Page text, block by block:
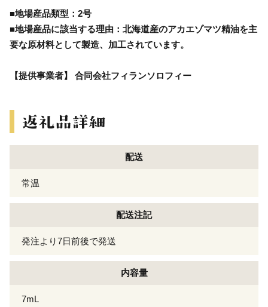
■地場産品類型：2号
■地場産品に該当する理由：北海道産のアカエゾマツ精油を主
要な原材料として製造、加工されています。
【提供事業者】 合同会社フィランソロフィー
配送
常温
配送注記
発注より7日前後で発送
内容量
7mL